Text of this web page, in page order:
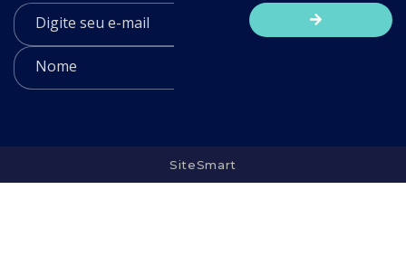
SiteSmart